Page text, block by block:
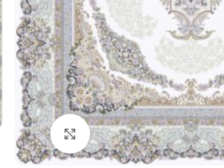
Click to enlarge